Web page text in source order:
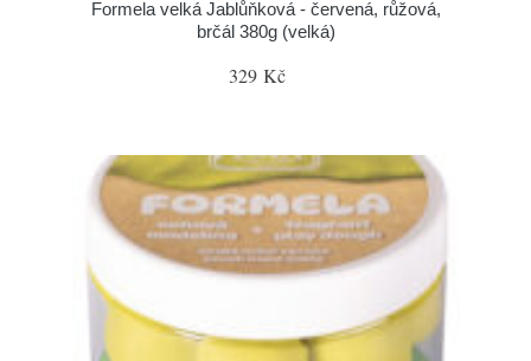
Formela velká Jablůňková - červená, růžová,
brčál 380g (velká)
329 Kč